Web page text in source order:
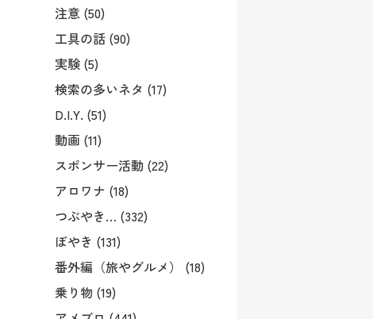
注意 (50)
工具の話 (90)
実験 (5)
検索の多いネタ (17)
D.I.Y. (51)
動画 (11)
スポンサー活動 (22)
アロワナ (18)
つぶやき… (332)
ぼやき (131)
番外編（旅やグルメ） (18)
乗り物 (19)